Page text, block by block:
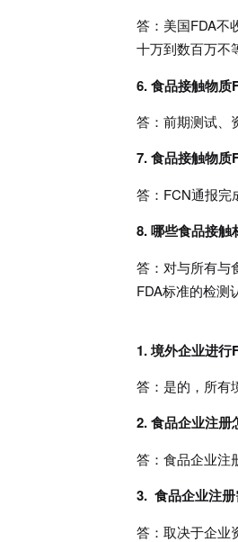
答：美国FDA不
十万到数百万不
6. 食品接触物质
答：前期测试、
7. 食品接触物质
答：FCN通报完
8. 哪些食品接触
答：对与所有与
FDA标准的检测
1. 境外企业进
答：是的，所有
2. 食品企业注册
答：食品企业注
3. 食品企业注册
答：取决于企业